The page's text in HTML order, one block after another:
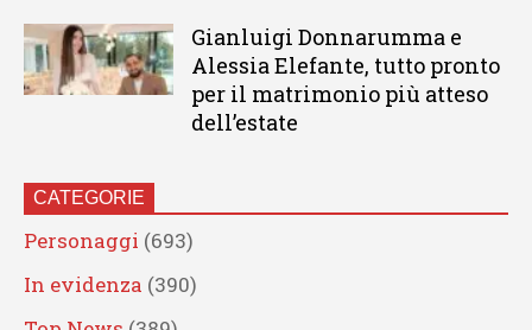
Gianluigi Donnarumma e
Alessia Elefante, tutto pronto
per il matrimonio più atteso
dell’estate
CATEGORIE
Personaggi (693)
In evidenza (390)